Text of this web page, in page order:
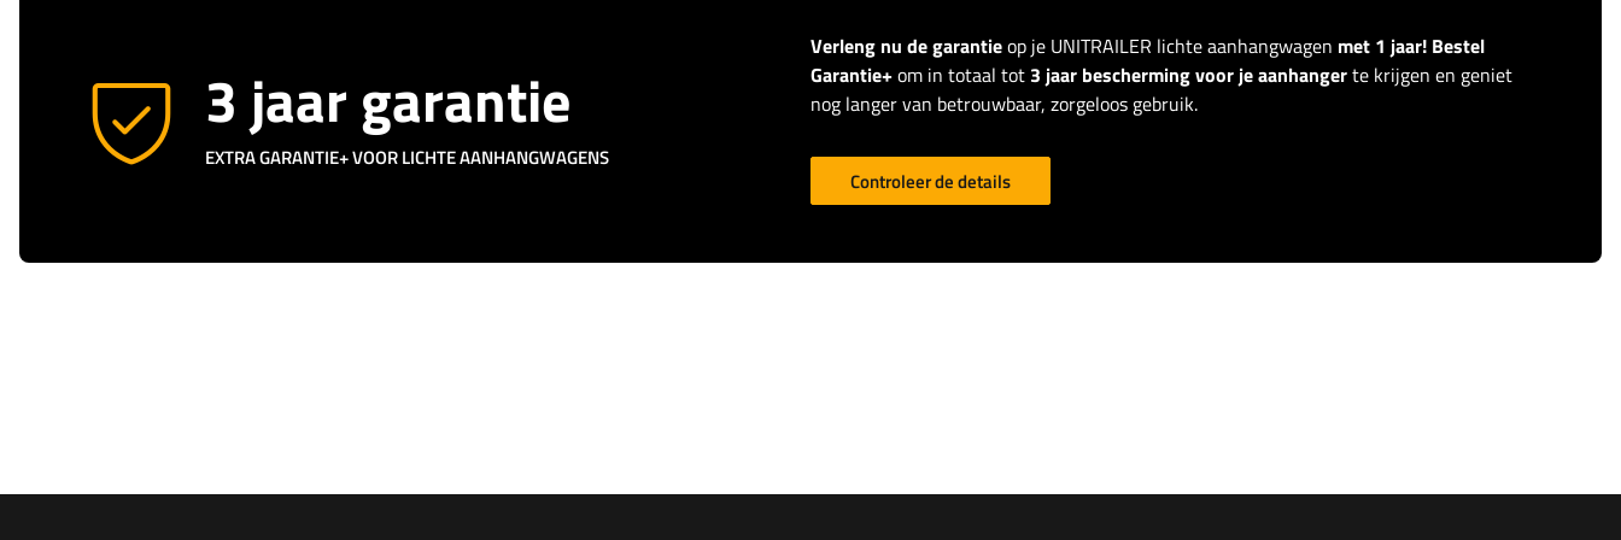
3 jaar garantie
EXTRA GARANTIE+ VOOR LICHTE AANHANGWAGENS
Verleng nu de garantieop je UNITRAILER lichte aanhangwagen met 1 jaar! Bestel
Garantie+om in totaal tot 3 jaar bescherming voor je aanhangerte krijgen en geniet
nog langer van betrouwbaar, zorgeloos gebruik.
Controleer de details